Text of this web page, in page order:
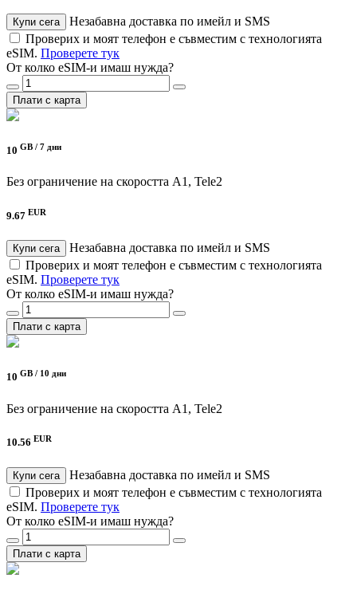
Купи сега
Незабавна доставка по имейл и SMS
Проверих и моят телефон е съвместим с технологията
eSIM. Проверете тук
От колко eSIM-и имаш нужда?
Плати с карта
10 GB / 7 дни
Без ограничение на скоростта A1, Tele2
9.67 EUR
Купи сега
Незабавна доставка по имейл и SMS
Проверих и моят телефон е съвместим с технологията
eSIM. Проверете тук
От колко eSIM-и имаш нужда?
Плати с карта
10 GB / 10 дни
Без ограничение на скоростта A1, Tele2
10.56 EUR
Купи сега
Незабавна доставка по имейл и SMS
Проверих и моят телефон е съвместим с технологията
eSIM. Проверете тук
От колко eSIM-и имаш нужда?
Плати с карта